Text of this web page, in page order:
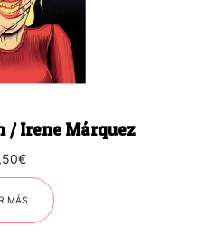
/ Irene Márquez
€
MÁS